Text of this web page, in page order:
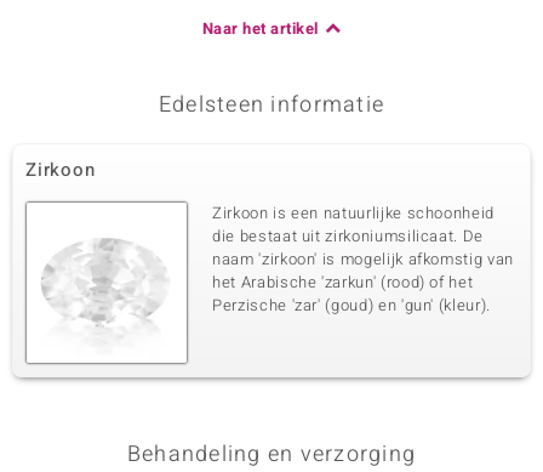
Naar het artikel
Edelsteen informatie
Zirkoon
Zirkoon is een natuurlijke schoonheid
die bestaat uit zirkoniumsilicaat. De
naam 'zirkoon' is mogelijk afkomstig van
het Arabische 'zarkun' (rood) of het
Perzische 'zar' (goud) en 'gun' (kleur).
Behandeling en verzorging